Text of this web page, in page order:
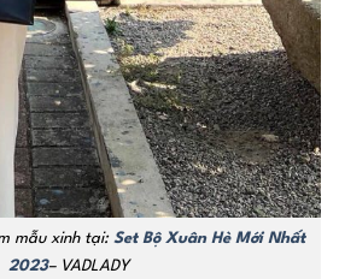
mẫu xinh tại: Set Bộ Xuân Hè Mới Nhất
2023– VADLADY